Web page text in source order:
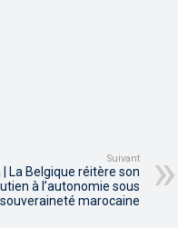
Suivant
| La Belgique réitère son
à l’autonomie sous
souveraineté marocaine